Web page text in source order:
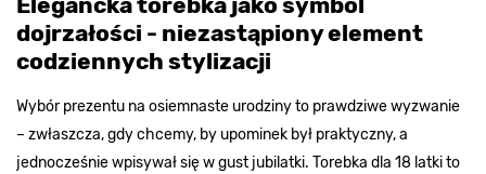
dojrzałości - niezastąpiony element
codziennych stylizacji
Wybór prezentu na osiemnaste urodziny to prawdziwe wyzwanie
– zwłaszcza, gdy chcemy, by upominek był praktyczny, a
jednocześnie wpisywał się w gust jubilatki. Torebka dla 18 latki to